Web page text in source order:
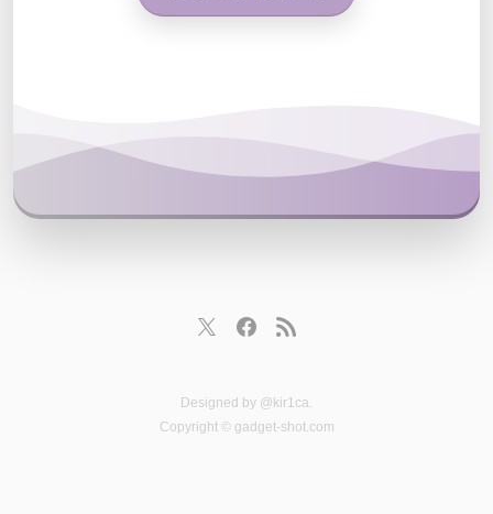
Designed by @kir1ca.
Copyright © gadget-shot.com